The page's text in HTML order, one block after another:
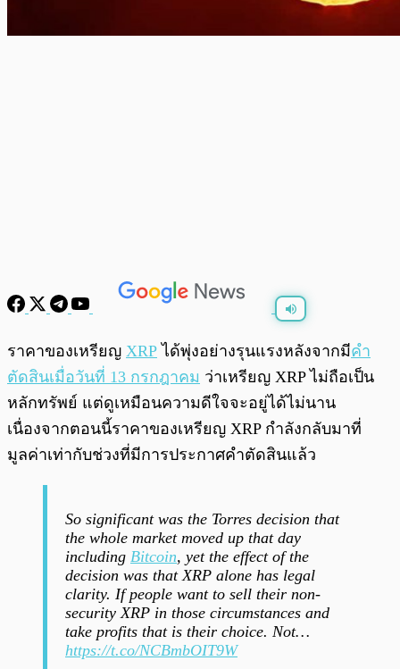
พร้อมเล่น 0:00 0:00
ราคาของเหรียญ XRP ได้พุ่งอย่างรุนแรงหลังจากมีคำ
ตัดสินเมื่อวันที่ 13 กรกฎาคม ว่าเหรียญ XRP ไม่ถือเป็น
หลักทรัพย์ แต่ดูเหมือนความดีใจจะอยู่ได้ไม่นาน
เนื่องจากตอนนี้ราคาของเหรียญ XRP กำลังกลับมาที่
มูลค่าเท่ากับช่วงที่มีการประกาศคำตัดสินแล้ว
So significant was the Torres decision that
the whole market moved up that day
including Bitcoin, yet the effect of the
decision was that XRP alone has legal
clarity. If people want to sell their non-
security XRP in those circumstances and
take profits that is their choice. Not…
https://t.co/NCBmbOIT9W